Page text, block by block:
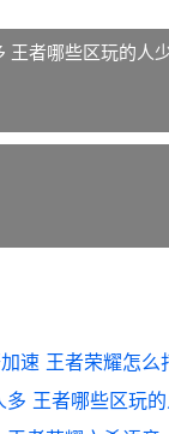
王者哪些区玩的人
速 王者荣耀怎么
王者哪些区玩